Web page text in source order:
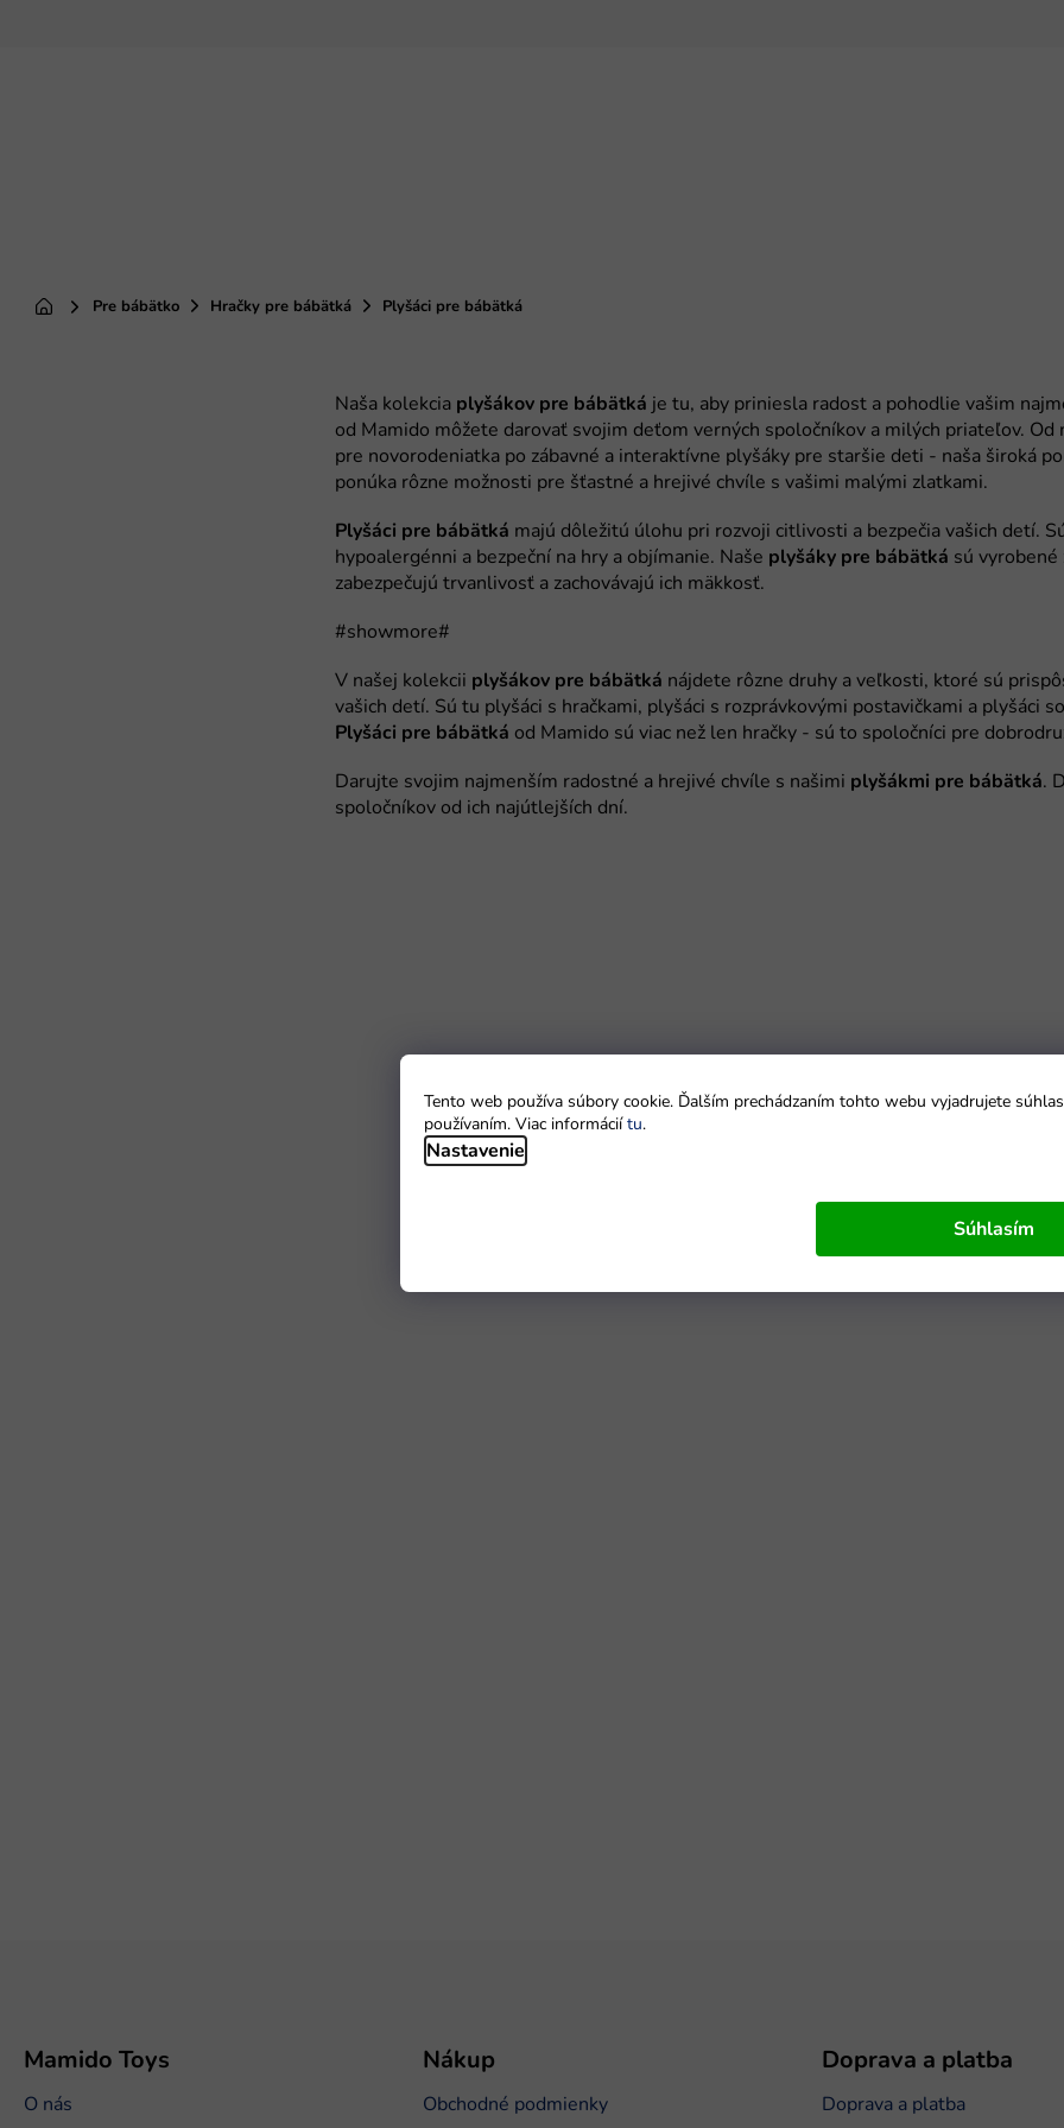
Tento web používa súbory cookie. Ďalším prechádzaním tohto webu vyjadrujete
používaním. Viac informáciítu.
Nastavenie
Súhlasím
DomovPre bábätko Hračky pre bábätká Plyšáci pre bábätká
plyšákov pre bábätká
Plyšáci pre bábätká
plyšáky pre bábätká
plyšákov pre bábätká
Plyšáci pre bábätká
plyšákmi pre bábätká
Mamido Toys
O nás
Nákup
Obchodné podmienky
Doprava a platba
Doprava a platba